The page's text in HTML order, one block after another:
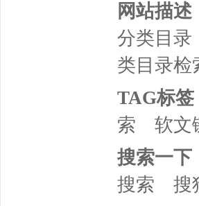
网站描述
分类目录
类目录检
TAG标签
索
软文
搜索一下
搜索
搜